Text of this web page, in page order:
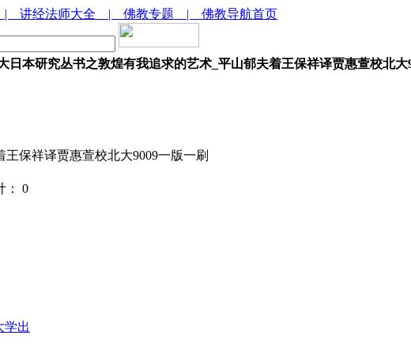
| 讲经法师大全 | 佛教专题 | 佛教导航首页
日本研究丛书之敦煌有我追求的艺术_平山郁夫着王保祥译贾惠萱校北大
保祥译贾惠萱校北大9009一版一刷
0
学出